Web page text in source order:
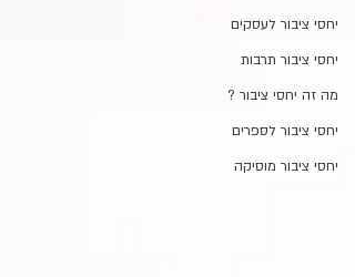
יחסי ציבור לעסקים
יחסי ציבור תרבות
מה זה יחסי ציבור ?
יחסי ציבור לספרים
יחסי ציבור מוסיקה